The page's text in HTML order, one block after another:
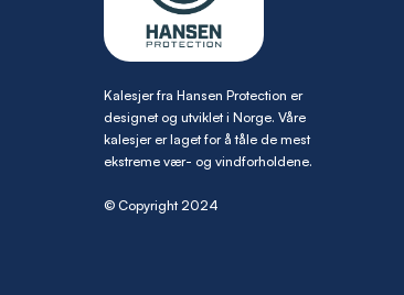
Kalesjer fra Hansen Protection er
designet og utviklet i Norge. Våre
kalesjer er laget for å tåle de mest
ekstreme vær- og vindforholdene.
© Copyright 2024